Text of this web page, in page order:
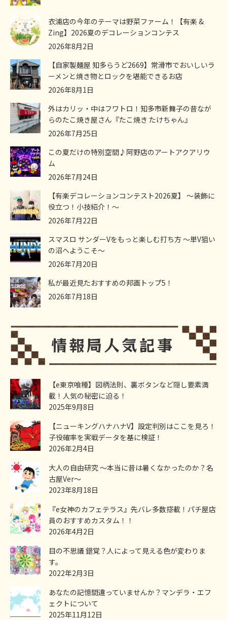
衣浦店の今年のテーマは野菜ファーム！【有楽 &
Zing】2026夏のデコレーションコンテス
2026年8月2日
【自家製麺屋 知多らうど2669】常滑市でおいしいラ
ーメンと焼き物とロックを堪能できるお店
2026年8月1日
外はカリッ・中はフワトロ！知多市新舞子の昔なが
らのたこ焼き屋さん『たこ焼き たけちゃん』
2026年7月25日
この夏だけの特別空間♪阿野店のアートアクアリウ
ム
2026年7月24日
【有楽デコレーションコンテスト2026夏】 ～装飾に
役立つ！小技紹介！～
2026年7月22日
スマスロ サンダーVをもっと楽しむ打ち方 ～単V狙い
の沼へようこそ～
2026年7月20日
私が最近見たおすすめの邦画トップ5！
2026年7月18日
【e東京喰種】図柄法則、裏ボタンなど隠し要素満
載！人気の秘密に迫る！
2025年9月8日
【ニューキングハナハナV】設定判別はここを見ろ！
子役確率を実戦データを基に検証！
2026年2月4日
大人の自由研究 ～本当に昔は暑くなかったのか？名
古屋Ver～
2023年8月18日
『e女神のカフェテラス』先バレ多数搭載！パチ屋店
員のおすすめカスタム！！
2026年4月2日
目の不思議 錯覚？人によって見える色が変わりま
す。
2022年2月3日
あなたの記憶間違っていませんか？マンデラ・エフ
ェクトについて
2025年11月12日